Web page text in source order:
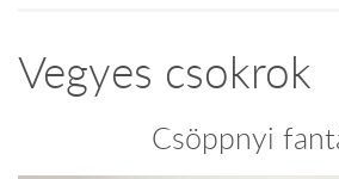
Vegyes csokrok
Csöppnyi